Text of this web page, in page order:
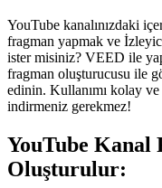
YouTube kanalınızdaki
fragman yapmak ve
ister misiniz? VEED ile
fragman oluşturucusu ile
edinin. Kullanımı kolay
indirmeniz gerekmez!
YouTube Kanal
Oluşturulur: